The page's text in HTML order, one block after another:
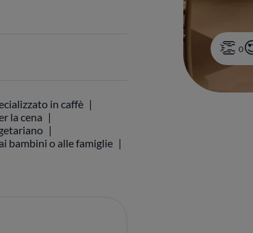
0
in caffè
la cena
bambini o alle famiglie